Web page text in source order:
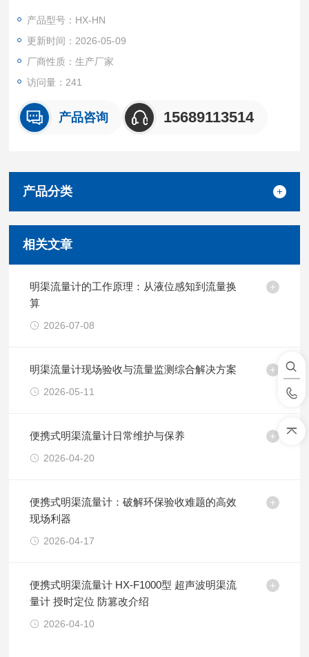
水管网、黑臭水体、自然河流、明渠、水库等场景，也应用于科
学研究的流场分析、液位探测。
产品型号：HX-HN
更新时间：2026-05-09
厂商性质：生产厂家
访问量：241
产品咨询 15689113514
产品分类
相关文章
明渠流量计的工作原理：从液位感知到流量换
算
2026-07-08
明渠流量计现场验收与流量监测综合解决方案
2026-05-11
便携式明渠流量计日常维护与保养
2026-04-20
便携式明渠流量计：破解环保验收难题的高效
现场利器
2026-04-17
便携式明渠流量计 HX-F1000型 超声波明渠流
量计 授时定位 防篡改介绍
2026-04-10